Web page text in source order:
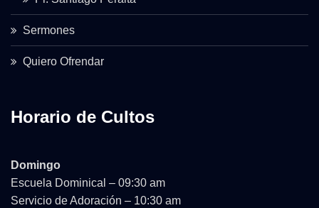
Sermones
Quiero Ofrendar
Horario de Cultos
Domingo
Escuela Dominical – 09:30 am
Servicio de Adoración – 10:30 am